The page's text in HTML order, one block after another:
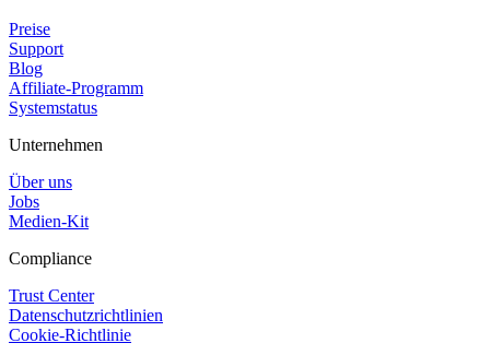
Preise
Support
Blog
Affiliate-Programm
Systemstatus
Unternehmen
Über uns
Jobs
Medien-Kit
Compliance
Trust Center
Datenschutzrichtlinien
Cookie-Richtlinie